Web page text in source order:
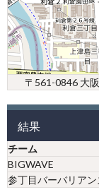
〒561-0846 大
結果
チーム
BIGWAVE
参丁目バーバリアン